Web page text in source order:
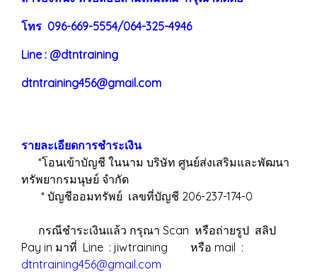
โทร 096-669-5554/064-325-4946
Line : @dtntraining
dtntraining456@gmail.com
รายละเอียดการชำระเงิน
*โอนเข้าบัญชี ในนาม บริษัท ศูนย์ส่งเสริมและพัฒนา
ทรัพยากรมนุษย์ จำกัด
* บัญชีออมทรัพย์ เลขที่บัญชี 206-237-174-0
กรณีชำระเงินแล้ว กรุณา Scan หรือถ่ายรูป สลิป
Pay in มาที่ Line : jiwtraining หรือ mail :
dtntraining456@gmail.com